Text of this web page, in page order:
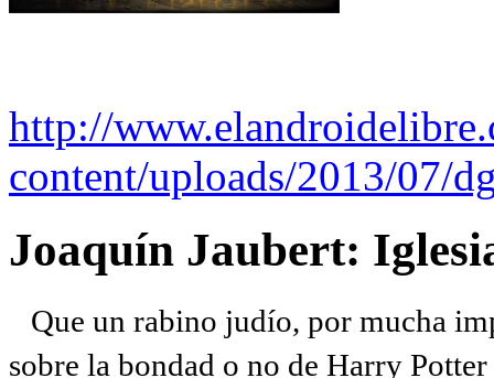
http://
content/uploads/2013/07/
Joaquín Jaubert:
Que un rabino judío, por mucha
sobre la bondad o no de Harry